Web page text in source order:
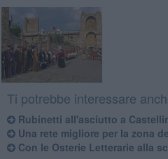
Ti potrebbe interessare
Rubinetti all'asciutto a
Una rete migliore per la zona
Con le Osterie Letterarie alla